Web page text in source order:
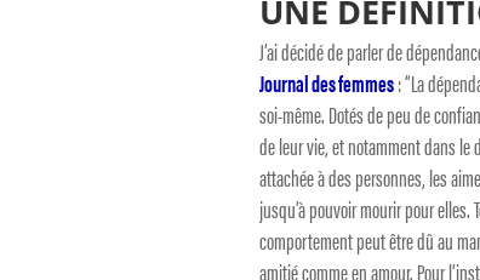
UNE
J’ai décidé de parler de
Journal des femmes: “La
soi-même. Dotés de peu de
de leur vie, et notamment dans le
attachée à des personnes, les
jusqu’à pouvoir mourir pour
comportement peut être dû au
amitié comme en amour. Pour